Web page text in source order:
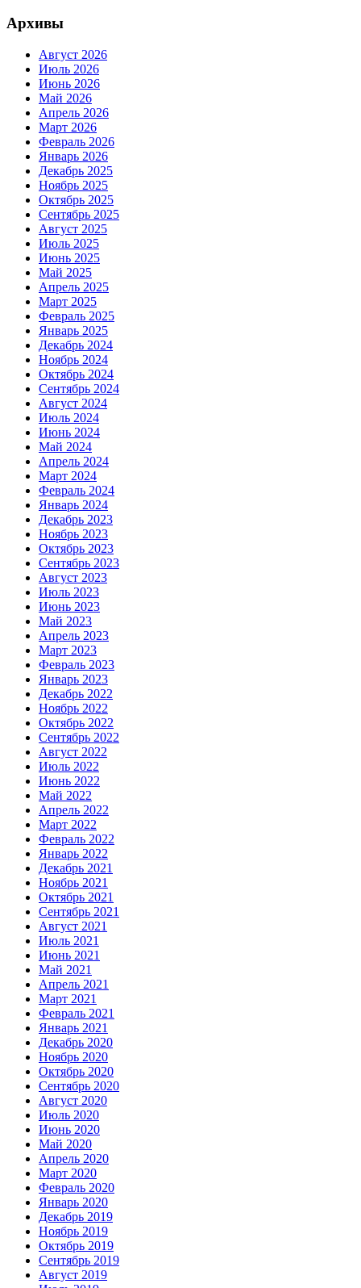
Архивы
Август 2026
Июль 2026
Июнь 2026
Май 2026
Апрель 2026
Март 2026
Февраль 2026
Январь 2026
Декабрь 2025
Ноябрь 2025
Октябрь 2025
Сентябрь 2025
Август 2025
Июль 2025
Июнь 2025
Май 2025
Апрель 2025
Март 2025
Февраль 2025
Январь 2025
Декабрь 2024
Ноябрь 2024
Октябрь 2024
Сентябрь 2024
Август 2024
Июль 2024
Июнь 2024
Май 2024
Апрель 2024
Март 2024
Февраль 2024
Январь 2024
Декабрь 2023
Ноябрь 2023
Октябрь 2023
Сентябрь 2023
Август 2023
Июль 2023
Июнь 2023
Май 2023
Апрель 2023
Март 2023
Февраль 2023
Январь 2023
Декабрь 2022
Ноябрь 2022
Октябрь 2022
Сентябрь 2022
Август 2022
Июль 2022
Июнь 2022
Май 2022
Апрель 2022
Март 2022
Февраль 2022
Январь 2022
Декабрь 2021
Ноябрь 2021
Октябрь 2021
Сентябрь 2021
Август 2021
Июль 2021
Июнь 2021
Май 2021
Апрель 2021
Март 2021
Февраль 2021
Январь 2021
Декабрь 2020
Ноябрь 2020
Октябрь 2020
Сентябрь 2020
Август 2020
Июль 2020
Июнь 2020
Май 2020
Апрель 2020
Март 2020
Февраль 2020
Январь 2020
Декабрь 2019
Ноябрь 2019
Октябрь 2019
Сентябрь 2019
Август 2019